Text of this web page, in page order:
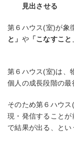
見出させる
第６ハウス(室)が象
と」 や「こなすこと
第６ハウス(室)は、
個人の成長段階の最
そのため第６ハウ
現・発信することが
で結果が出る、とい